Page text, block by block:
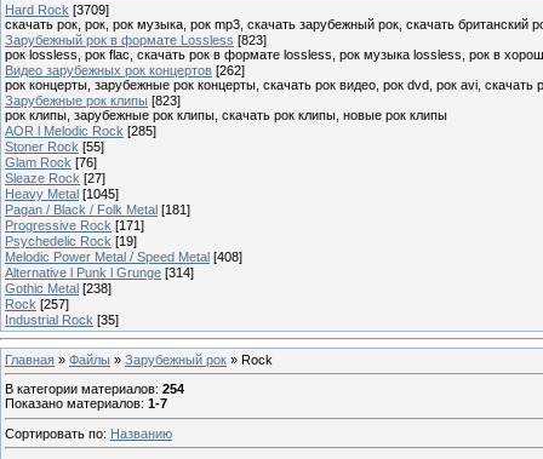
Hard Rock [3709]
скачать рок, рок, рок музыка, рок mp3, скачать зарубежный рок, скачать британский
Зарубежный рок в формате Lossless [823]
рок lossless, рок flac, скачать рок в формате lossless, рок музыка lossless, рок в
Видео зарубежных рок концертов [262]
рок концерты, зарубежные рок концерты, скачать рок видео, рок dvd, рок avi, скачать
Зарубежные рок клипы [823]
рок клипы, зарубежные рок клипы, скачать рок клипы, новые рок клипы
AOR l Melodic Rock [285]
Stoner Rock [55]
Glam Rock [76]
Sleaze Rock [27]
Heavy Metal [1045]
Pagan / Black / Folk Metal [181]
Progressive Rock [171]
Psychedelic Rock [19]
Melodic Power Metal / Speed Metal [408]
Alternative l Punk l Grunge [314]
Gothic Metal [238]
Rock [257]
Industrial Rock [35]
Главная » Файлы » Зарубежный рок » Rock
В категории материалов: 254
Показано материалов: 1-7
Сортировать по: Названию